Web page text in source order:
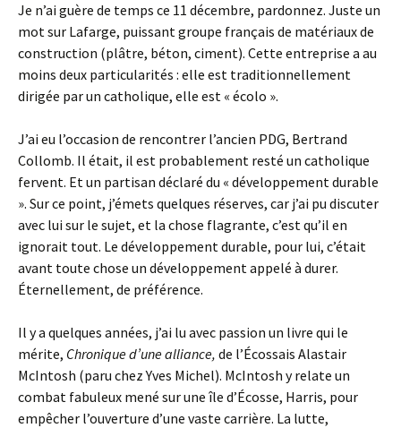
Je n’ai guère de temps ce 11 décembre, pardonnez. Juste un
mot sur Lafarge, puissant groupe français de matériaux de
construction (plâtre, béton, ciment). Cette entreprise a au
moins deux particularités : elle est traditionnellement
dirigée par un catholique, elle est « écolo ».
J’ai eu l’occasion de rencontrer l’ancien PDG, Bertrand
Collomb. Il était, il est probablement resté un catholique
fervent. Et un partisan déclaré du « développement durable
». Sur ce point, j’émets quelques réserves, car j’ai pu discuter
avec lui sur le sujet, et la chose flagrante, c’est qu’il en
ignorait tout. Le développement durable, pour lui, c’était
avant toute chose un développement appelé à durer.
Éternellement, de préférence.
Il y a quelques années, j’ai lu avec passion un livre qui le
mérite, Chronique d’une alliance, de l’Écossais Alastair
McIntosh (paru chez Yves Michel). McIntosh y relate un
combat fabuleux mené sur une île d’Écosse, Harris, pour
empêcher l’ouverture d’une vaste carrière. La lutte,